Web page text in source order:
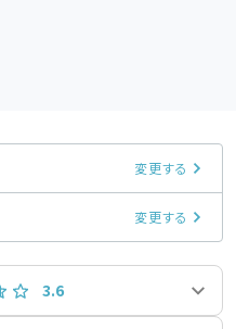
変更する
変更する
3.6